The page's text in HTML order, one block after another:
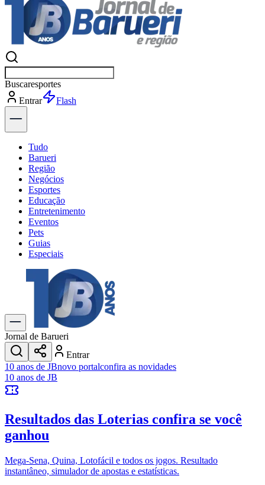
Buscarpolítica
Entrar
Explorar
Tudo
Barueri
Região
Negócios
Esportes
Educação
Entretenimento
Eventos
Pets
Guias
Especiais
Explore Tudo
Últimas Notícias
Previsão do Tempo
Trânsito e Rotas
Dia a Dia & Lazer
Transportes
Gastronomia
Cinema & Shows
JogosNovo
Anuncie no Portal
Cadastrar Empresa
Divulgar Vagas
Política
Jornal de Barueri
Entrar
10 anos de JBnovo portalconfira as novidades
10 anos de JB
Resultados das Loterias confira se você
ganhou
Mega-Sena, Quina, Lotofácil e todos os jogos. Resultado
instantâneo, simulador de apostas e estatísticas.